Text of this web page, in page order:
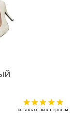
оставь отзыв первым